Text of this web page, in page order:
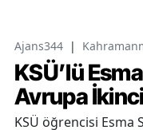
Ajans344 |
KSÜ’lü
Avrupa
KSÜ öğrencisi Esma